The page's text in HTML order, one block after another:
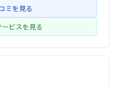
イル開 …
ミを見る
ビスを見る